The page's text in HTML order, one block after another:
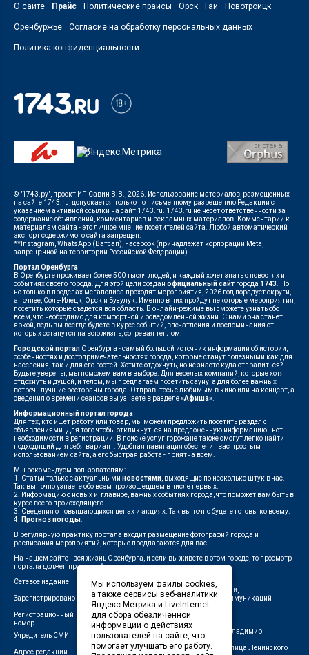
О сайте Прайс Политические прайсы Орск Гай Новотроицк
Оренбуржье Согласие на обработку персональных данных
Политика конфиденциальности
© "1743.ру", проект ИП Савин В.В., 2026. Использование материалов, размещенных
на сайте 1743.ru, допускается только по письменному разрешению Редакции с
указанием активной ссылки на сайт 1743.ru. 1743.ru не несет ответственности за
содержание объявлений, комментариев и рекламных материалов. Комментарии к
материалам сайта - это личное мнение посетителей сайта. Любой автоматический
экспорт содержимого сайта запрещен.
**Instagram, WhatsApp (Ватсап), Facebook (принадлежат корпорации Meta,
запрещенной на территории Российской Федерации)
Портал Оренбурга
В Оренбурге проживает более 500 тысяч людей, и каждый хочет знать о новостях и
событиях своего города. Для этой цели создан официальный сайт города 1743 . Но
не только в пределах мегаполиса проходят мероприятия, 2026 год порадует округи,
а точнее, Соль-Илецк, Орск и Бузулук. Именно в них пройдут некоторые мероприятия,
посетить которые съедется вся область. В онлайн-режиме вы сможете узнать обо
всем, что необходимо для комфортной и осведомленной жизни. С нами она станет
яркой, ведь вы всегда будете в курсе событий, впечатления и воспоминания от
которых останутся на всю жизнь, согревая теплом.
Городской портал Оренбурга - самый большой источник информации об истории,
особенностях и достопримечательностях города, которые станут полезными как для
населения, так и для его гостей. Хотите отдохнуть, но не знаете куда отправиться?
Будьте уверены, мы поможем вам в выборе. Для веселых компаний, которые хотят
отдохнуть и душой, и телом, мы предлагаем посетить сауну, а для более важных
встреч - лучшие рестораны города. Отправьтесь с любимым в кино или на концерт, а
сведения о времени сеансов вы узнаете в разделе«Афиша»
Информационный портал города
Для тех, кто ищет работу или товар, мы можем предложить посетить раздел с
объявлениями. Для того чтобы откликнуться на предложенную информацию - нет
необходимости в регистрации. В поиске услуг горожане также смогут легко найти
подходящий для себя вариант. Удобная навигация обеспечит вас простым
использованием сайта, а его быстрая работа - приятна всем.
Мы рекомендуем пользователям:
1. Статьи только с актуальными новостями , выходящие по несколько штук в час.
Так вы точно узнаете обо всем произошедшем в числе первых.
2. Информацию о новых и, главное, важных событиях города, что поможет вам быть в
курсе всего происходящего.
3. Сведения о повышающихся ценах и акциях. Так вы точно будете готовы ко всему.
4.
Прогноз погоды
В регулярную практику портала входит размещение фотографий города и
расписания мероприятий, которые предлагаются для вас.
На нашем сайте - вся жизнь Оренбурга, и если вы живете в этом городе, то просмотр
портала должен прочно войти в повседневную жизнь.
Сетевое издание
"1743"
Зарегистрировано
Федеральной службой по надзору в сфере связи,
информационных технологий и массовых коммуникаций
(Роскомнадзор)
Регистрационный
номер
ЭЛ № ФС 77-75960 от 19.06.2019 г.
Учредитель СМИ
Индивидуальный предприниматель Савин Владимир
Валерьевич
Адрес редакции
462411, Оренбургская область, город Орск, улица Ленинского
Мы используем файлы cookies,
а также сервисы веб-аналитики
Яндекс.Метрика и LiveInternet
для сбора обезличенной
информации о действиях
пользователей на сайте, что
помогает улучшать его работу.